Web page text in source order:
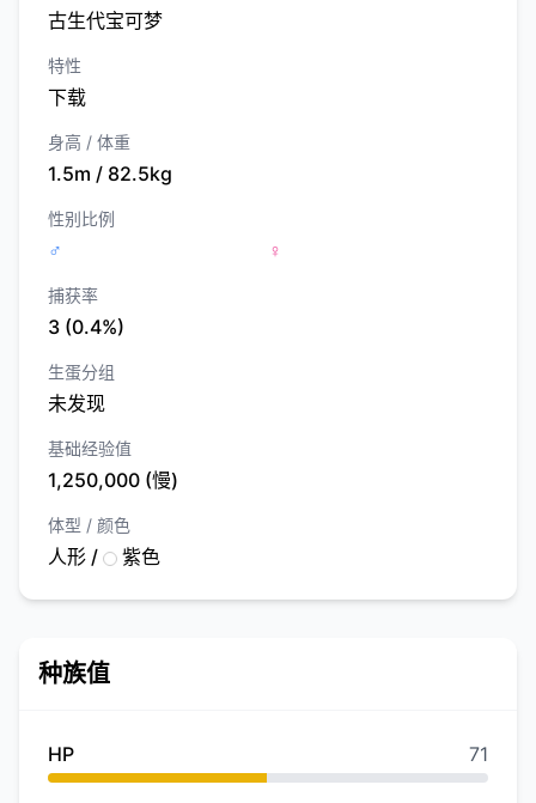
古生代宝可梦
特性
下载
身高 / 体重
1.5m / 82.5kg
性别比例
♂ ♀
捕获率
3 (0.4%)
生蛋分组
未发现
基础经验值
1,250,000 (慢)
体型 / 颜色
人形 / 紫色
种族值
HP 71